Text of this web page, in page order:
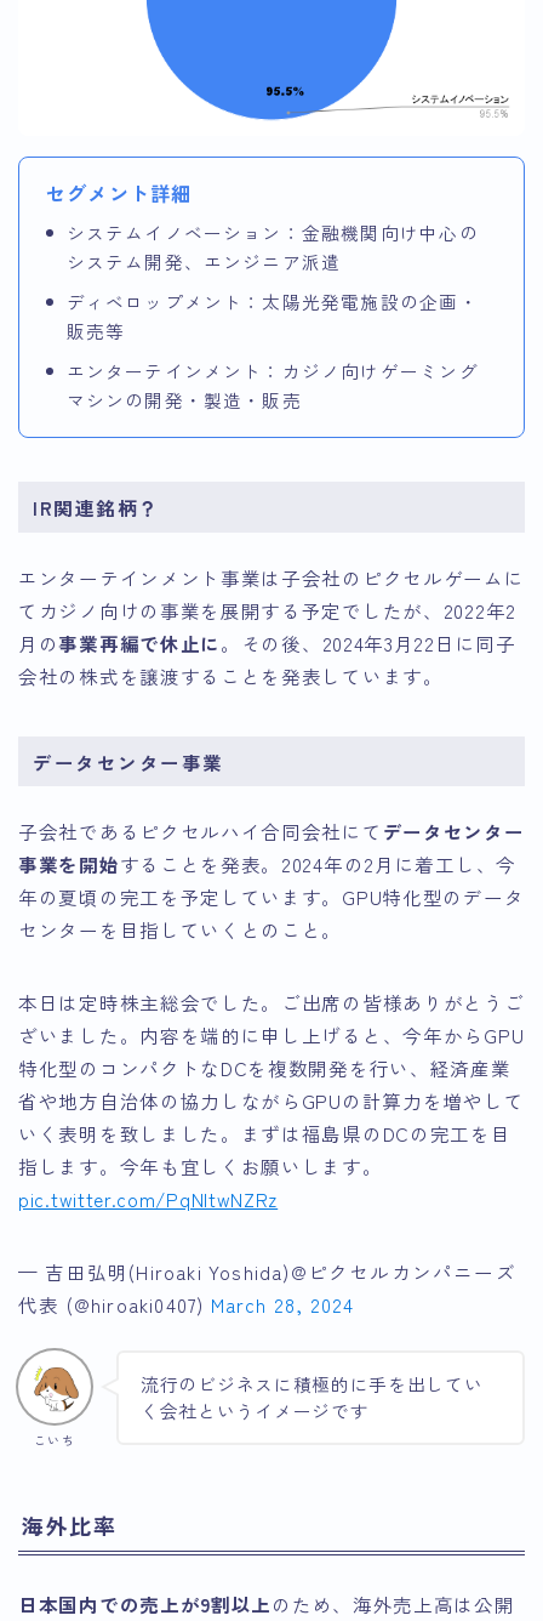
セグメント詳細
システムイノベーション：金融機関向け中心の
システム開発、エンジニア派遣
ディベロップメント：太陽光発電施設の企画・
販売等
エンターテインメント：カジノ向けゲーミング
マシンの開発・製造・販売
IR関連銘柄？
エンターテインメント事業は子会社のピクセルゲームに
てカジノ向けの事業を展開する予定でしたが、2022年2
月の事業再編で休止に。その後、2024年3月22日に同子
会社の株式を譲渡することを発表しています。
データセンター事業
子会社であるピクセルハイ合同会社にて データセンター
事業を開始することを発表。2024年の2月に着工し、今
年の夏頃の完工を予定しています。GPU特化型のデータ
センターを目指していくとのこと。
本日は定時株主総会でした。ご出席の皆様ありがとうご
ざいました。内容を端的に申し上げると、今年からGPU
特化型のコンパクトなDCを複数開発を行い、経済産業
省や地方自治体の協力しながらGPUの計算力を増やして
いく表明を致しました。まずは福島県のDCの完工を目
指します。今年も宜しくお願いします。
pic.twitter.com/PqNltwNZRz
— 吉田弘明(Hiroaki Yoshida)@ピクセルカンパニーズ
代表 (@hiroaki0407) March 28, 2024
こいち
流行のビジネスに積極的に手を出してい
く会社というイメージです
海外比率
日本国内での売上が9割以上のため、海外売上高は公開